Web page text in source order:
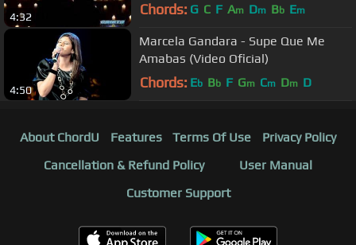
4:32 Chords: G C F Am Dm Bb Em
4:50
Marcela Gandara - Supe Que Me
Amabas (Video Oficial)
Chords: Eb Bb F Gm Cm Dm D
About ChordU Features Terms Of Use
Privacy Policy
Cancellation & Refund Policy
User Manual
Customer Support